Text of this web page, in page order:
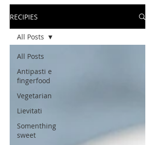
RECIPIES
All Posts
Antipasti e
fingerfood
Vegetarian
Lievitati
Somenthing
sweet
All Posts